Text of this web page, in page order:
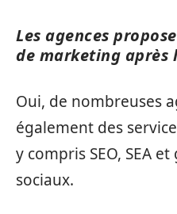
Les agences
de marketing après
Oui, de nombreuses
également des
y compris SEO, SEA
sociaux.